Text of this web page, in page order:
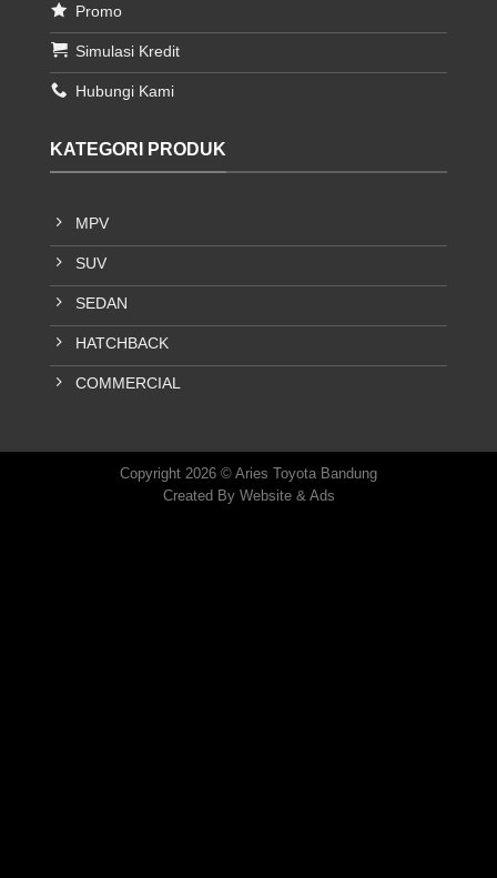
Promo
Simulasi Kredit
Hubungi Kami
KATEGORI PRODUK
MPV
SUV
SEDAN
HATCHBACK
COMMERCIAL
Copyright 2026 © Aries Toyota Bandung
Created By Website & Ads